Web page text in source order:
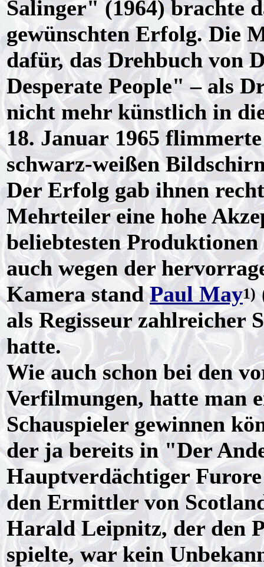
Salinger" (1964) brachte
gewünschten Erfolg. Die
dafür, das Drehbuch von
Desperate People" – als
nicht mehr künstlich in
18. Januar 1965
schwarz-weißen
Der Erfolg gab ihnen
Mehrteiler eine hohe
beliebtesten
auch wegen der
Kamera standPaul May1)
als Regisseur zahlreicher
hatte.
Wie auch schon bei den
Verfilmungen, hatte man
Schauspieler gewinnen
der ja bereits in "Der
Hauptverdächtiger
den Ermittler von
Harald Leipnitz, der den
spielte, war kein